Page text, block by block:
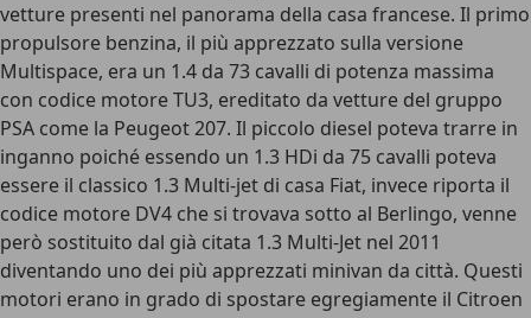
vetture presenti nel panorama della casa francese. Il primo
propulsore benzina, il più apprezzato sulla versione
Multispace, era un 1.4 da 73 cavalli di potenza massima
con codice motore TU3, ereditato da vetture del gruppo
PSA come la Peugeot 207. Il piccolo diesel poteva trarre in
inganno poiché essendo un 1.3 HDi da 75 cavalli poteva
essere il classico 1.3 Multi-jet di casa Fiat, invece riporta il
codice motore DV4 che si trovava sotto al Berlingo, venne
però sostituito dal già citata 1.3 Multi-Jet nel 2011
diventando uno dei più apprezzati minivan da città. Questi
motori erano in grado di spostare egregiamente il Citroen